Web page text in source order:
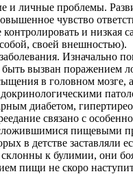
и личные проблемы.
чувство
контролировать и низкая
своей внешностью).
Изначально
вызван поражением
в головном мозге,
диабетом,
связано с
пищевыми
в детстве заставляли
к булимии, они
пищи не скоро